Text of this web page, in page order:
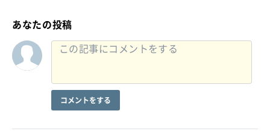
あなたの投稿
コメントをする